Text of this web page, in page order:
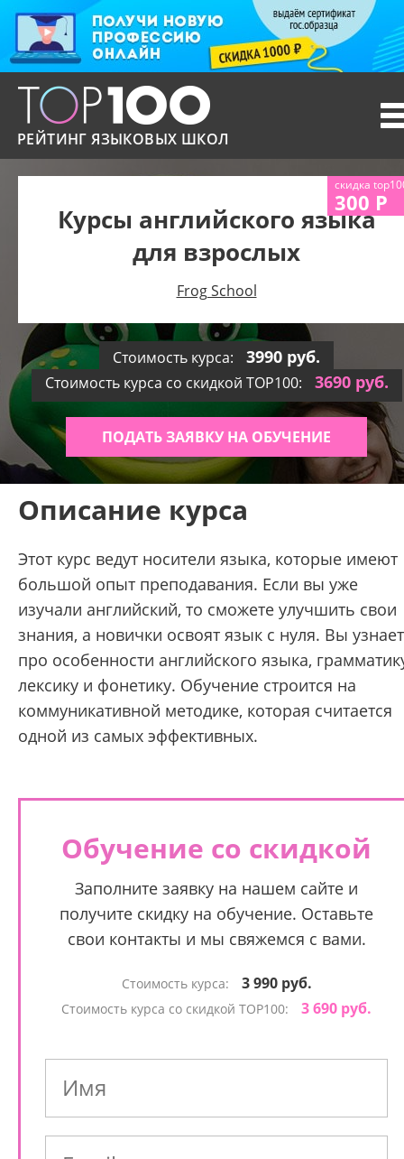
РЕЙТИНГ ЯЗЫКОВЫХ ШКОЛ
скидка
300 Р
Курсы английского языка
для взрослых
Frog School
Стоимость курса: 3990 руб.
Стоимость курса со скидкой TOP100: 3690 руб.
ПОДАТЬ ЗАЯВКУ НА ОБУЧЕНИЕ
Описание курса
Этот курс ведут носители языка, которые имеют
большой опыт преподавания. Если вы уже
изучали английский, то сможете улучшить свои
знания, а новички освоят язык с нуля. Вы
про особенности английского языка,
лексику и фонетику. Обучение строится на
коммуникативной методике, которая считается
одной из самых эффективных.
Обучение со скидкой
Заполните заявку на нашем сайте и
получите скидку на обучение. Оставьте
свои контакты и мы свяжемся с вами.
Стоимость курса: 3 990 руб.
Стоимость курса со скидкой TOP100: 3 690 руб.